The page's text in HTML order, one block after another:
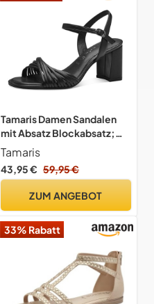
Tamaris Damen Sandalen
mit Absatz Blockabsatz;
BLACK/schwarz; 40 EU
Tamaris
43,95 € 59,95 €
ZUM ANGEBOT
33% Rabatt